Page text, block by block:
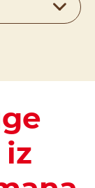
iz